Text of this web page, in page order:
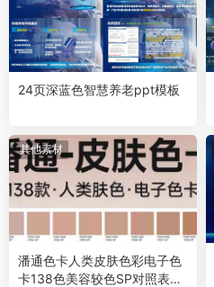
24页深蓝色智慧养老ppt模板
其他素材
潘通色卡人类皮肤色彩电子色
卡138色美容较色SP对照表设